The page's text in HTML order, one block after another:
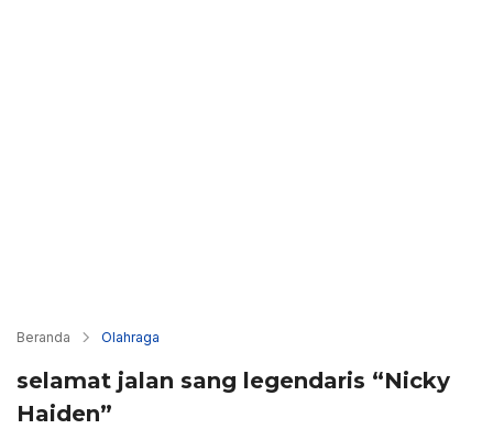
Beranda Olahraga
selamat jalan sang legendaris “Nicky
Haiden”